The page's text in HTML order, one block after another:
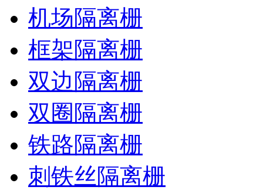
机场隔离栅
框架隔离栅
双边隔离栅
双圈隔离栅
铁路隔离栅
刺铁丝隔离栅